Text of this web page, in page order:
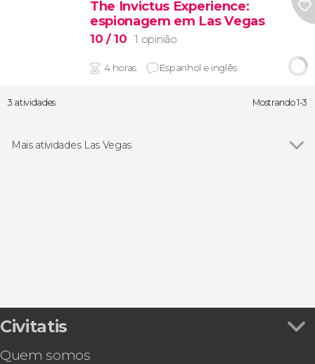
The Invictus Experience:
espionagem em Las Vegas
10 / 10 1 opinião
4 horas Espanhol e inglês
3 atividades Mostrando 1-3
Mais atividades Las Vegas
Civitatis
Quem somos